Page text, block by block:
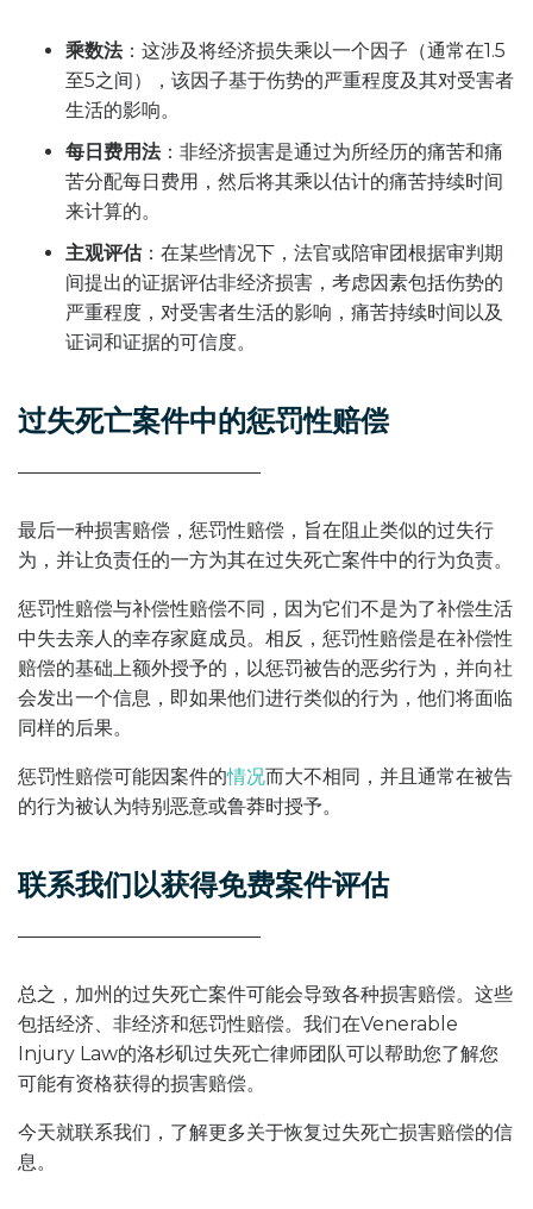
乘数法：这涉及将经济损失乘以一个因子（通常在1.5
至5之间），该因子基于伤势的严重程度及其对受害者
生活的影响。
每日费用法：非经济损害是通过为所经历的痛苦和痛
苦分配每日费用，然后将其乘以估计的痛苦持续时间
来计算的。
主观评估：在某些情况下，法官或陪审团根据审判期
间提出的证据评估非经济损害，考虑因素包括伤势的
严重程度，对受害者生活的影响，痛苦持续时间以及
证词和证据的可信度。
过失死亡案件中的惩罚性赔偿
最后一种损害赔偿，惩罚性赔偿，旨在阻止类似的过失行
为，并让负责任的一方为其在过失死亡案件中的行为负责。
惩罚性赔偿与补偿性赔偿不同，因为它们不是为了补偿生活
中失去亲人的幸存家庭成员。相反，惩罚性赔偿是在补偿性
赔偿的基础上额外授予的，以惩罚被告的恶劣行为，并向社
会发出一个信息，即如果他们进行类似的行为，他们将面临
同样的后果。
惩罚性赔偿可能因案件的情况而大不相同，并且通常在被告
的行为被认为特别恶意或鲁莽时授予。
联系我们以获得免费案件评估
总之，加州的过失死亡案件可能会导致各种损害赔偿。这些
包括经济、非经济和惩罚性赔偿。我们在Venerable
Injury Law的洛杉矶过失死亡律师团队可以帮助您了解您
可能有资格获得的损害赔偿。
今天就联系我们，了解更多关于恢复过失死亡损害赔偿的信
息。